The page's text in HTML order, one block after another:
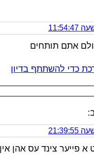
אתם תותחים
כדי להשתתף בדיון
א פייער צינד עס אהן אין